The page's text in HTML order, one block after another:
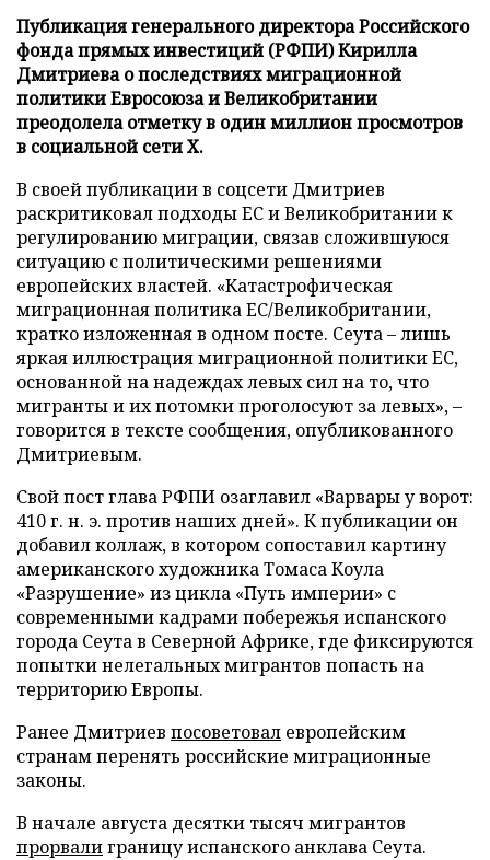
Публикация генерального директора Российского
фонда прямых инвестиций (РФПИ) Кирилла
Дмитриева о последствиях миграционной
политики Евросоюза и Великобритании
преодолела отметку в один миллион просмотров
в социальной сети X.
В своей публикации в соцсети Дмитриев
раскритиковал подходы ЕС и Великобритании к
регулированию миграции, связав сложившуюся
ситуацию с политическими решениями
европейских властей. «Катастрофическая
миграционная политика ЕС/Великобритании,
кратко изложенная в одном посте. Сеута – лишь
яркая иллюстрация миграционной политики ЕС,
основанной на надеждах левых сил на то, что
мигранты и их потомки проголосуют за левых», –
говорится в тексте сообщения, опубликованного
Дмитриевым.
Свой пост глава РФПИ озаглавил «Варвары у ворот:
410 г. н. э. против наших дней». К публикации он
добавил коллаж, в котором сопоставил картину
американского художника Томаса Коула
«Разрушение» из цикла «Путь империи» с
современными кадрами побережья испанского
города Сеута в Северной Африке, где фиксируются
попытки нелегальных мигрантов попасть на
территорию Европы.
Ранее Дмитриев посоветовал европейским
странам перенять российские миграционные
законы.
В начале августа десятки тысяч мигрантов
прорвалиграницу испанского анклава Сеута.